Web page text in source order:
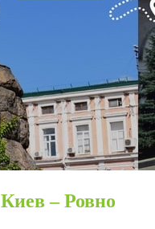
Киев – Ровно